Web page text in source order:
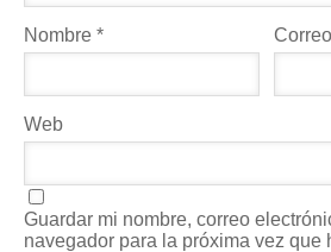
Nombre *
Web
Guardar mi nombre, correo
navegador para la próxima vez que